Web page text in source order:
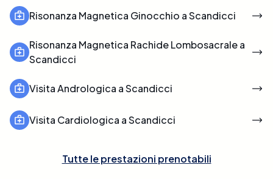
Risonanza Magnetica Ginocchio a Scandicci
Risonanza Magnetica Rachide Lombosacrale a
Scandicci
Visita Andrologica a Scandicci
Visita Cardiologica a Scandicci
Tutte le prestazioni prenotabili